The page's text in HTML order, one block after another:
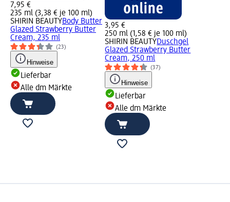
7,95 €
235 ml (3,38 € je 100 ml)
SHIRIN BEAUTYBody Butter
Glazed Strawberry Butter
Cream, 235 ml
(23)
Hinweise
Lieferbar
Alle dm Märkte
3,95 €
250 ml (1,58 € je 100 ml)
SHIRIN BEAUTYDuschgel
Glazed Strawberry Butter
Cream, 250 ml
(37)
Hinweise
Lieferbar
Alle dm Märkte